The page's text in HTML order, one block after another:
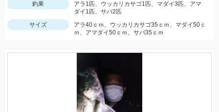
釣果
アラ1匹、ウッカリカサゴ1匹、マダイ3匹、アマ
ダイ1匹、サバ2匹
サイズ
アラ40ｃｍ、ウッカリカサゴ35ｃｍ、マダイ50ｃ
ｍ、アマダイ50ｃｍ、サバ35ｃｍ